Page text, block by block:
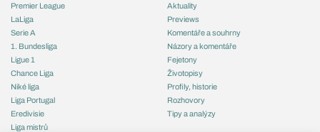
Premier League
LaLiga
Serie A
1. Bundesliga
Ligue 1
Chance Liga
Niké liga
Liga Portugal
Eredivisie
Liga mistrů
Aktuality
Previews
Komentáře a souhrny
Názory a komentáře
Fejetony
Životopisy
Profily, historie
Rozhovory
Tipy a analýzy